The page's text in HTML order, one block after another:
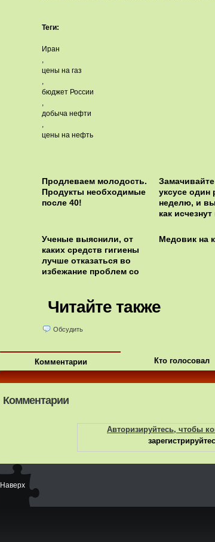
Теги:
Иран
,
цены на газ
,
бюджет России
,
добыча нефти
,
цены на нефть
Продлеваем молодость.
Продукты необходимые
после 40!
уксусе один
неделю, и
как
Ученые выяснили, от
каких средств гигиены
лучше отказаться во
избежание проблем со
Медовик на
Читайте также
Обсудить
Комментарии Кто голосовал
Комментарии
Авторизируйтесь, чтобы
Наверх